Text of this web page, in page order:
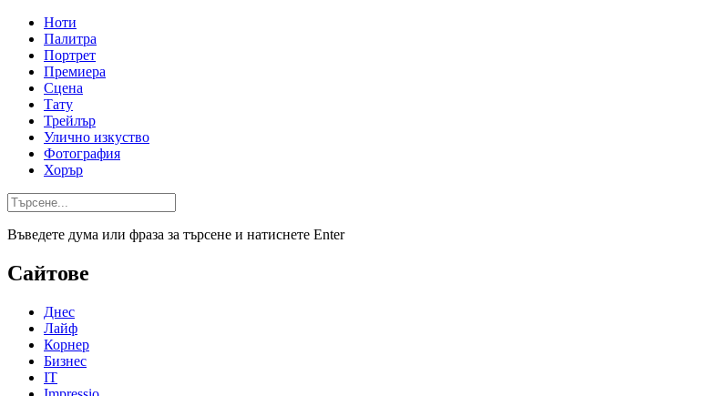
Ноти
Палитра
Портрет
Премиера
Сцена
Тату
Трейлър
Улично изкуство
Фотография
Хорър
Въведете дума или фраза за търсене и натиснете Enter
Сайтове
Днес
Лайф
Корнер
Бизнес
IT